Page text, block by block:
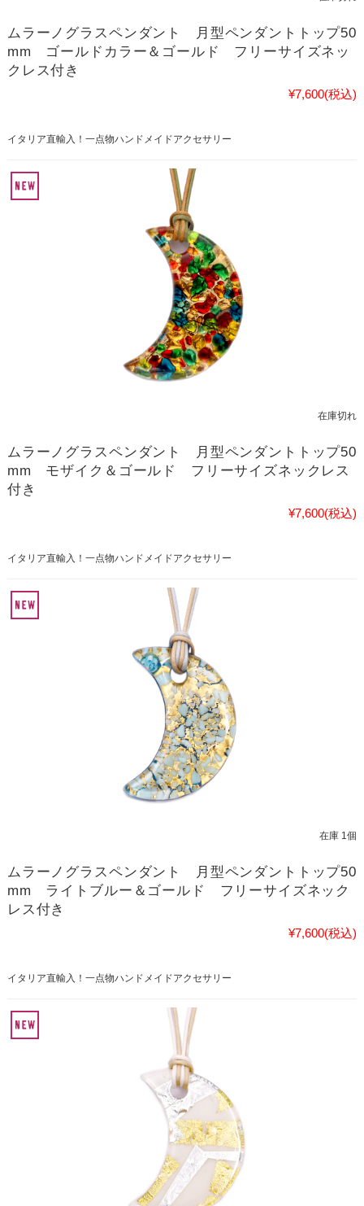
ムラーノグラスペンダント 月型ペンダントトップ50
mm ゴールドカラー＆ゴールド フリーサイズネッ
クレス付き
¥7,600(税込)
イタリア直輸入！一点物ハンドメイドアクセサリー
在庫切れ
ムラーノグラスペンダント 月型ペンダントトップ50
mm モザイク＆ゴールド フリーサイズネックレス
付き
¥7,600(税込)
イタリア直輸入！一点物ハンドメイドアクセサリー
在庫 1個
ムラーノグラスペンダント 月型ペンダントトップ50
mm ライトブルー＆ゴールド フリーサイズネック
レス付き
¥7,600(税込)
イタリア直輸入！一点物ハンドメイドアクセサリー